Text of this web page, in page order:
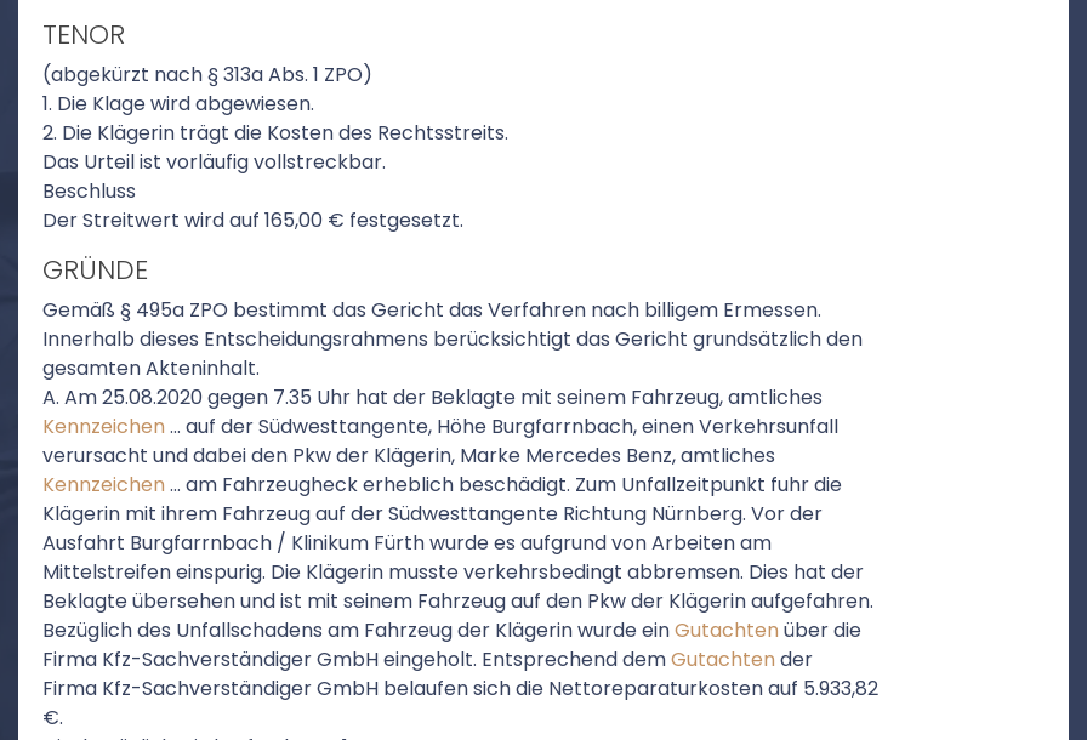
TENOR
(abgekürzt nach § 313a Abs. 1 ZPO)
1. Die Klage wird abgewiesen.
2. Die Klägerin trägt die Kosten des Rechtsstreits.
Das Urteil ist vorläufig vollstreckbar.
Beschluss
Der Streitwert wird auf 165,00 € festgesetzt.
GRÜNDE
Gemäß § 495a ZPO bestimmt das Gericht das Verfahren nach billigem Ermessen.
Innerhalb dieses Entscheidungsrahmens berücksichtigt das Gericht grundsätzlich den
gesamten Akteninhalt.
A. Am 25.08.2020 gegen 7.35 Uhr hat der Beklagte mit seinem Fahrzeug, amtliches
Kennzeichen … auf der Südwesttangente, Höhe Burgfarrnbach, einen Verkehrsunfall
verursacht und dabei den Pkw der Klägerin, Marke Mercedes Benz, amtliches
Kennzeichen … am Fahrzeugheck erheblich beschädigt. Zum Unfallzeitpunkt fuhr die
Klägerin mit ihrem Fahrzeug auf der Südwesttangente Richtung Nürnberg. Vor der
Ausfahrt Burgfarrnbach / Klinikum Fürth wurde es aufgrund von Arbeiten am
Mittelstreifen einspurig. Die Klägerin musste verkehrsbedingt abbremsen. Dies hat der
Beklagte übersehen und ist mit seinem Fahrzeug auf den Pkw der Klägerin aufgefahren.
Bezüglich des Unfallschadens am Fahrzeug der Klägerin wurde einGutachten über die
Firma Kfz-Sachverständiger GmbH eingeholt. Entsprechend demGutachten der
Firma Kfz-Sachverständiger GmbH belaufen sich die Nettoreparaturkosten auf 5.933,82
€.